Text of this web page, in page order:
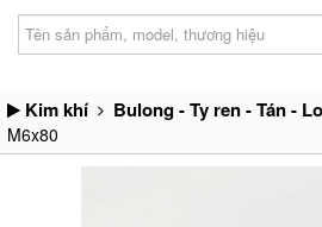
Kim khí Bulong - Ty ren - Tán -
M6x80